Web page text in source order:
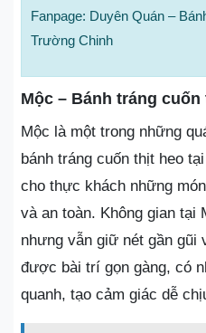
Fanpage: Duyên Quán –
Trường Chinh
Mộc – Bánh tráng
Mộc là một trong những
bánh tráng cuốn thịt heo
cho thực khách những
và an toàn. Không gian tại
nhưng vẫn giữ nét gần gũi
được bài trí gọn gàng, có
quanh, tạo cảm giác dễ